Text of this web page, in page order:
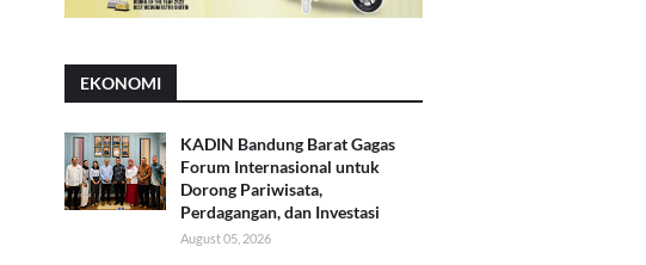
EKONOMI
KADIN Bandung Barat Gagas
Forum Internasional untuk
Dorong Pariwisata,
Perdagangan, dan Investasi
August 05, 2026